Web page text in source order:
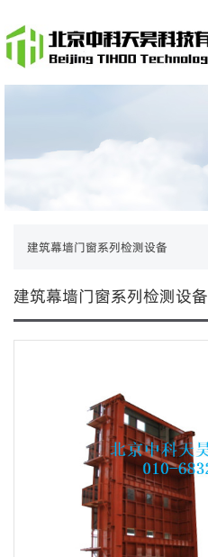
建筑幕墙门窗系列检测设备
建筑幕墙门窗系列检测设备